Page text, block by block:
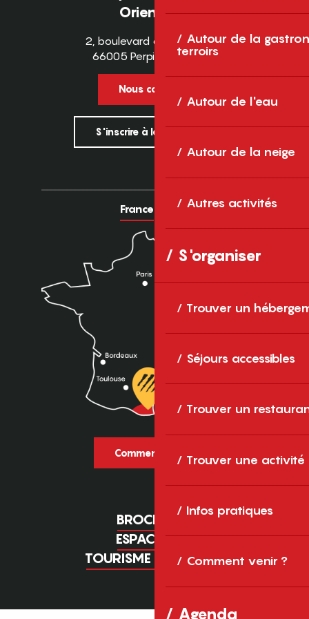
Autour de la
terroirs
Autour de l'eau
Autour de la neige
Autres activités
S'organiser
Trouver un
Séjours accessibles
Trouver un
Trouver une activité
Infos pratiques
Comment venir ?
Agenda
Orientales
2, boulevard des Pyrénées
66005 Perpignan Cedex
Nous contacter
S'inscrire à la newsletter
France Europe
Comment venir ?
BROCHURES
ESPACE PRO
TOURISME D'AFFAIRES